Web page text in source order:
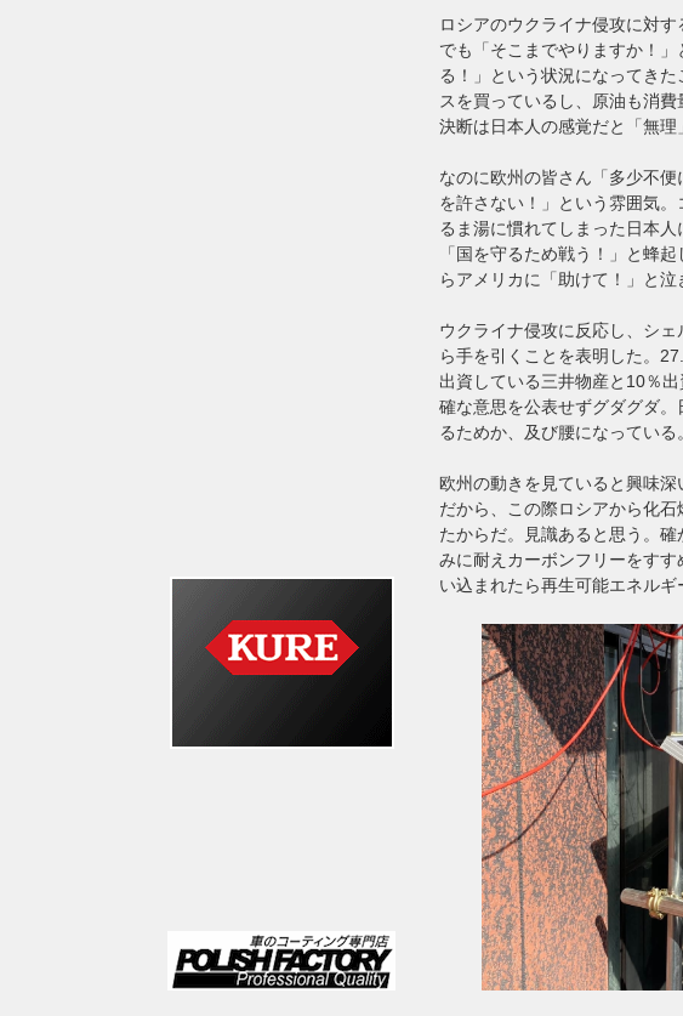
ロシアのウクライナ侵攻に対
でも「そこまでやりますか！
る！」という状況になってき
スを買っているし、原油も消
決断は日本人の感覚だと「無理
なのに欧州の皆さん「多少不
を許さない！」という雰囲気
るま湯に慣れてしまった日本
「国を守るため戦う！」と蜂
らアメリカに「助けて！」と泣
ウクライナ侵攻に反応し、シ
ら手を引くことを表明した。
出資している三井物産と10％
確な意思を公表せずグダグダ
るためか、及び腰になっている
欧州の動きを見ていると興味
だから、この際ロシアから化
たからだ。見識あると思う。
みに耐えカーボンフリーをす
い込まれたら再生可能エネルギ